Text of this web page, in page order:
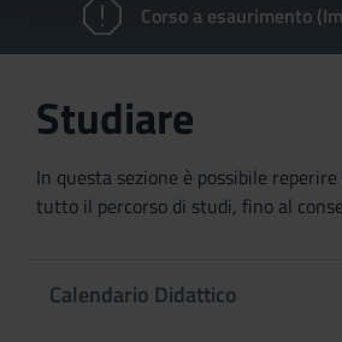
Corso a esaurimento
Studiare
In questa sezione è possibile
tutto il percorso di studi, fino al
Calendario Didattico